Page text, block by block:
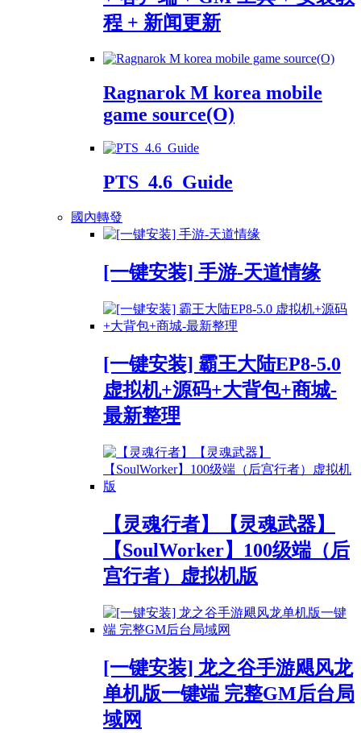
程 + 新闻更新
Ragnarok M korea mobile
game source(O)
PTS_4.6_Guide
國內轉發
[一键安装] 手游-天道情缘
[一键安装] 霸王大陆EP8-5.0
虚拟机+源码+大背包+商城-
最新整理
【灵魂行者】【灵魂武器】
【SoulWorker】100级端（后
宫行者）虚拟机版
[一键安装] 龙之谷手游飓风龙
单机版一键端 完整GM后台局
域网